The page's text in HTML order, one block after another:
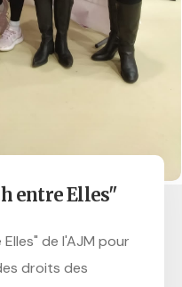
entre Elles"
de l'AJM pour
droits des